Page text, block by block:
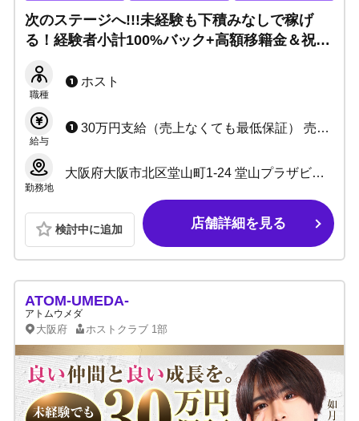
次のステージへ!!!未経験も下積みなしで稼げ
る！経験者小計100%バック+高額移籍金＆祝
ぶらでの入店も可能です！
職種
ホスト
給与
30万円支給（売上なくても最低保証） 売上に応じた歩合給 ※詳細はお問い合わせ下さい
勤務地
大阪府大阪市北区堂山町1-24 堂山プラザビル1F
検討中に追加 店舗詳細を見る
ATOM-UMEDA-
アトムウメダ
大阪府 ホストクラブ 1部